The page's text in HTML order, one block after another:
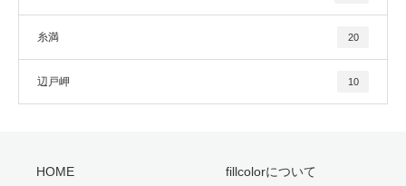
糸満 20
辺戸岬 10
HOME fillcolorについて